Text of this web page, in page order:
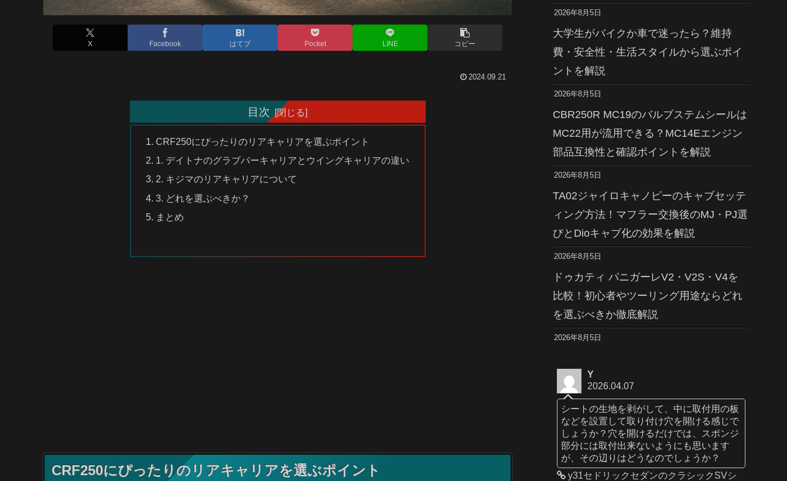
X Facebook はてブ Pocket LINE コピー
2024.09.21
目次
CRF250にぴったりのリアキャリアを選ぶポイント
1. デイトナのグラブバーキャリアとウイングキャリアの違い
2. キジマのリアキャリアについて
3. どれを選ぶべきか？
まとめ
CRF250にぴったりのリアキャリアを選ぶポイント
2026年8月5日
大学生がバイクか車で迷ったら？維持
費・安全性・生活スタイルから選ぶポイ
ントを解説
2026年8月5日
CBR250R MC19のバルブステムシールは
MC22用が流用できる？MC14Eエンジン
部品互換性と確認ポイントを解説
2026年8月5日
TA02ジャイロキャノピーのキャブセッテ
ィング方法！マフラー交換後のMJ・PJ選
びとDioキャブ化の効果を解説
2026年8月5日
ドゥカティ パニガーレV2・V2S・V4を
比較！初心者やツーリング用途ならどれ
を選ぶべきか徹底解説
2026年8月5日
Y
2026.04.07
シートの生地を剥がして、中に取付用の板
などを設置して取り付け穴を開ける感じで
しょうか？穴を開けるだけでは、スポンジ
部分には取付出来ないようにも思います
が、その辺りはどうなのでしょうか？
y31セドリックセダンのクラシックSVシ